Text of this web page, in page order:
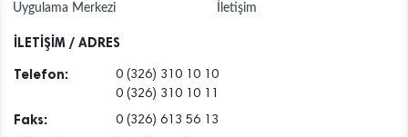
Uygulama Merkezi
İletişim
İLETİŞİM / ADRES
Telefon:
0 (326) 310 10 10
0 (326) 310 10 11
Faks: 0 (326) 613 56 13